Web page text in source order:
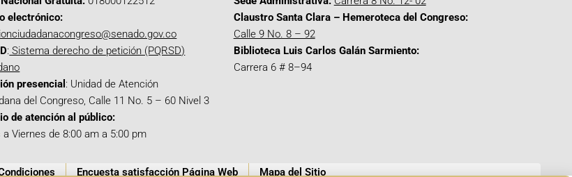
electrónico:
: Sistema derecho de petición (PQRSD)
presencial : Unidad de Atención
del Congreso, Calle 11 No. 5 – 60 Nivel 3
de atención al público:
a Viernes de 8:00 am a 5:00 pm
Claustro Santa Clara – Hemeroteca del Congreso:
Calle 9 No. 8 – 92
Biblioteca Luis Carlos Galán Sarmiento:
Carrera 6 # 8–94
Encuesta satisfacción Página Web Mapa del Sitio